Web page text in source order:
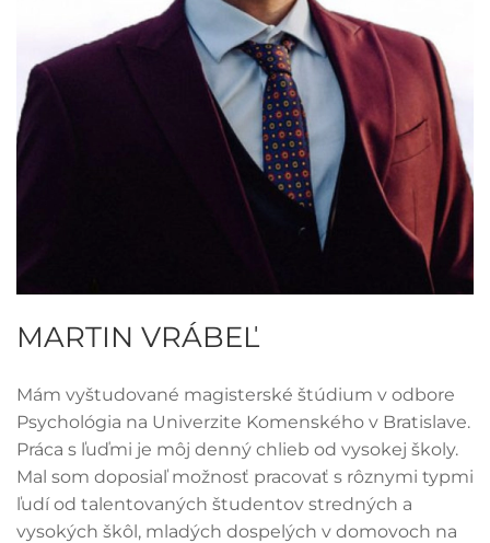
MARTIN VRÁBEĽ
Mám vyštudované magisterské štúdium v odbore
Psychológia na Univerzite Komenského v Bratislave.
Práca s ľuďmi je môj denný chlieb od vysokej školy.
Mal som doposiaľ možnosť pracovať s rôznymi typmi
ľudí od talentovaných študentov stredných a
vysokých škôl, mladých dospelých v domovoch na